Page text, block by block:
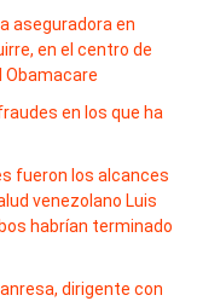
aseguradora en
en el centro de
Obamacare
en los que ha
fueron los alcances
venezolano Luis
habrían terminado
dirigente con